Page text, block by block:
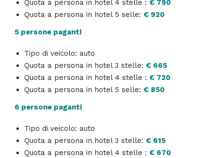
Quota a persona in hotel 4 stelle : € 790
Quota a persona in hotel 5 selle: € 920
5 persone paganti
Tipo di veicolo: auto
Quota a persona in hotel 3 stelle: € 665
Quota a persona in hotel 4 stelle : € 720
Quota a persona in hotel 5 selle: € 850
6 persone paganti
Tipo di veicolo: auto
Quota a persona in hotel 3 stelle: € 615
Quota a persona in hotel 4 stelle : € 670